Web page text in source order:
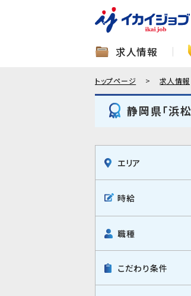
求人情報
トップページ 求人情報
静岡県「浜
エリア
時給
職種
こだわり条件